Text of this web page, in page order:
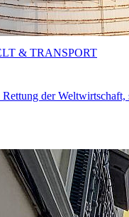
der Weltwirtschaft,
& TRANSPORT